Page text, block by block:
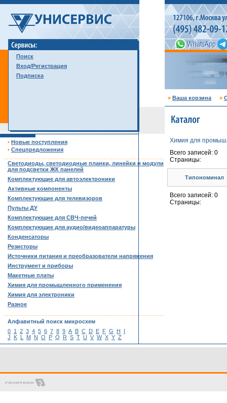
Поиск
Вход/Регистрация
Подписка
» Ваша корзина »
• Новые поступления
• Спецпредложения
Светодиоды, светодиодные планки, линейки и модули
для подсветки ЖК панелей
Комплектующие для автоэлектроники
Активные компоненты
Комплектующие для телевизоров
Пульты ДУ
Комплектующие для СВЧ-печей
Комплектующие для аудио/видеоаппаратуры
Конденсаторы
Резисторы
Источники питания и преобразователи напряжения
Инструмент и приборы
Макетные платы
Химия для промышленного применения
Химия для электроники
Разное
Алфавитный поиск микросхем
0 1 2 3 4 5 6 7 8 9 A B C D E F G H
I
J
K L M N O P Q R S T U V W X Y Z
Химия для
Всего записей: 0
Страницы:
Типономинал
Всего записей: 0
Страницы: